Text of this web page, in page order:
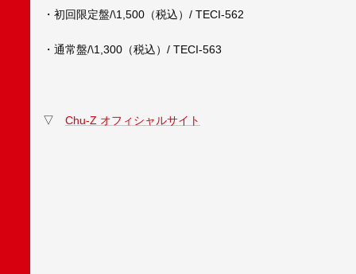
・初回限定盤/\1,500（税込）/ TECI-562
・通常盤/\1,300（税込）/ TECI-563
▽ Chu-Z オフィシャルサイト